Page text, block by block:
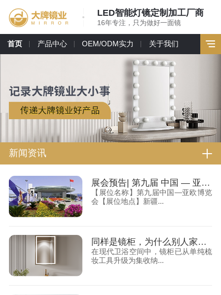
LED智能灯镜定制加工厂商
16年专注，只为做好一面镜
首页 产品中心 OEM/ODM实力 关于我们
新闻资讯
展会预告| 第九届 中国 — 亚欧博览会（新疆亚欧博览会） 大牌镜业诚邀您莅临
【展位名称】第九届中国—亚欧博览
会【展位地点】新疆...
同样是镜柜，为什么别人家能用 15 年，你家 2 年就报废？
在现代卫浴空间中，镜柜已从单纯梳
妆工具升级为集收纳...